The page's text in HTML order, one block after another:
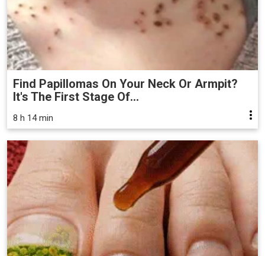
Find Papillomas On Your Neck Or Armpit?
It's The First Stage Of...
8 h 14 min